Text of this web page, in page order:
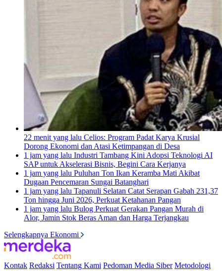
22 menit yang lalu Celios: Program Padat Karya Krusial
Dorong Ekonomi dan Atasi Ketimpangan di Desa
1 jam yang lalu Industri Tambang Kini Adopsi Teknologi AI
SAP untuk Akselerasi Bisnis, Begini Cara Kerjanya
1 jam yang lalu Puluhan Ton Ikan Keramba Mati Akibat
Dugaan Pencemaran Sungai Batanghari
1 jam yang lalu Tapanuli Selatan Catat Serapan Gabah 231,37
Ton hingga Juni 2026, Perkuat Ketahanan Pangan
1 jam yang lalu Bulog Perkuat Gerakan Pangan Murah di
Alor, Jamin Stok Beras Aman dan Harga Terjangkau
Selengkapnya Ekonomi
Kontak Redaksi Tentang Kami Pedoman Media Siber Metodologi